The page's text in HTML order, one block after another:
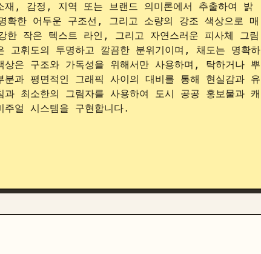
재, 감정, 지역 또는 브랜드 의미론에서 추출하여 밝
한 어두운 구조선, 그리고 소량의 강조 색상으로 매
작은 텍스트 라인, 그리고 자연스러운 피사체 그림
고휘도의 투명하고 깔끔한 분위기이며, 채도는 명확하
은 구조와 가독성을 위해서만 사용하며, 탁하거나 뿌
과 평면적인 그래픽 사이의 대비를 통해 현실감과 유
최소한의 그림자를 사용하여 도시 공공 홍보물과 캐
얼 시스템을 구현합니다.